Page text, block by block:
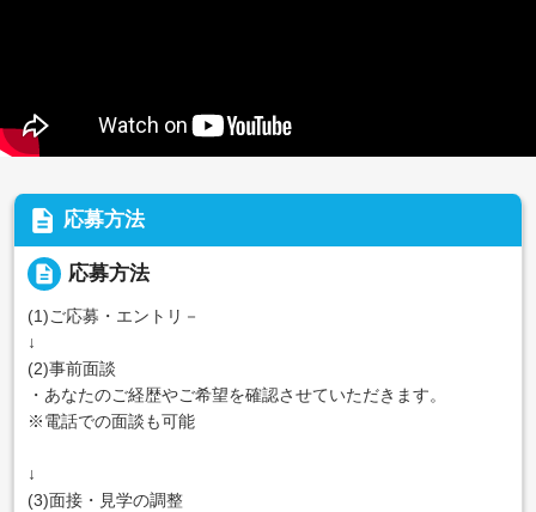
description 応募方法
description 応募方法
(1)ご応募・エントリ－
↓
(2)事前面談
・あなたのご経歴やご希望を確認させていただきます。
※電話での面談も可能
↓
(3)面接・見学の調整